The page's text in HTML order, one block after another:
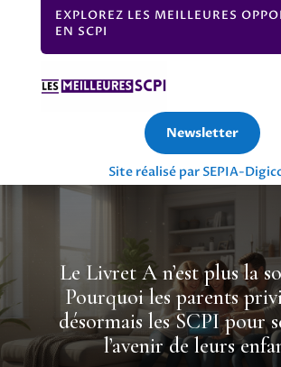
EXPLOREZ LES MEILLEURES
EN SCPI
Newsletter
Site réalisé par SEPIA-
Le Livret A n’est plus la
Pourquoi les parents
désormais les SCPI pour
l’avenir de leurs